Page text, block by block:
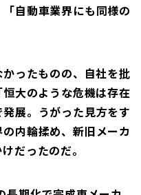
自動車業界にも同様の
ったものの、自社を批
大のような危機は存在
展。うがった見方をす
内輪揉め、新旧メーカ
だったのだ。